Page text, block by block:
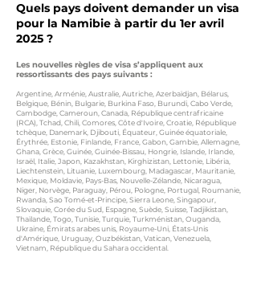
Quels pays doivent demander un visa
pour la Namibie à partir du 1er avril
2025 ?
Les nouvelles règles de visa s’appliquent aux
ressortissants des pays suivants :
Argentine, Arménie, Australie, Autriche, Azerbaïdjan, Bélarus,
Belgique, Bénin, Bulgarie, Burkina Faso, Burundi, Cabo Verde,
Cambodge, Cameroun, Canada, République centrafricaine
(RCA), Tchad, Chili, Comores, Côte d'Ivoire, Croatie, République
tchèque, Danemark, Djibouti, Équateur, Guinée équatoriale,
Érythrée, Estonie, Finlande, France, Gabon, Gambie, Allemagne,
Ghana, Grèce, Guinée, Guinée-Bissau, Hongrie, Islande, Irlande,
Israël, Italie, Japon, Kazakhstan, Kirghizistan, Lettonie, Libéria,
Liechtenstein, Lituanie, Luxembourg, Madagascar, Mauritanie,
Mexique, Moldavie, Pays-Bas, Nouvelle-Zélande, Nicaragua,
Niger, Norvège, Paraguay, Pérou, Pologne, Portugal, Roumanie,
Rwanda, Sao Tomé-et-Principe, Sierra Leone, Singapour,
Slovaquie, Corée du Sud, Espagne, Suède, Suisse, Tadjikistan,
Thaïlande, Togo, Tunisie, Turquie, Turkménistan, Ouganda,
Ukraine, Émirats arabes unis, Royaume-Uni, États-Unis
d'Amérique, Uruguay, Ouzbékistan, Vatican, Venezuela,
Vietnam, République du Sahara occidental.